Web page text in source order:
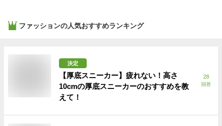
ファッションの人気おすすめランキング
決定
【厚底スニーカー】疲れない！高さ
10cmの厚底スニーカーのおすすめを教
えて！
28
回答